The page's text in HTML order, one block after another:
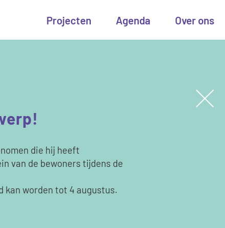
Projecten Agenda Over ons
die hij heeft
van de bewoners tijdens de
kan worden tot 4 augustus.